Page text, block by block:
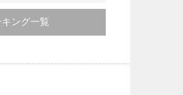
キング一覧